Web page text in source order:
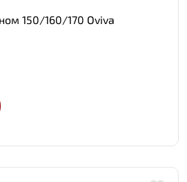
150/160/170 Oviva